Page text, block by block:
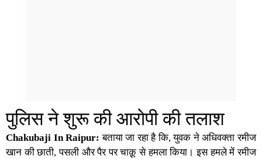
पुलिस ने शुरू की आरोपी की तलाश
Chakubaji In Raipur: बताया जा रहा है कि, युवक ने अधिवक्ता रमीज
खान की छाती, पसली और पैर पर चाक़ू से हमला किया। इस हमले में रमीज